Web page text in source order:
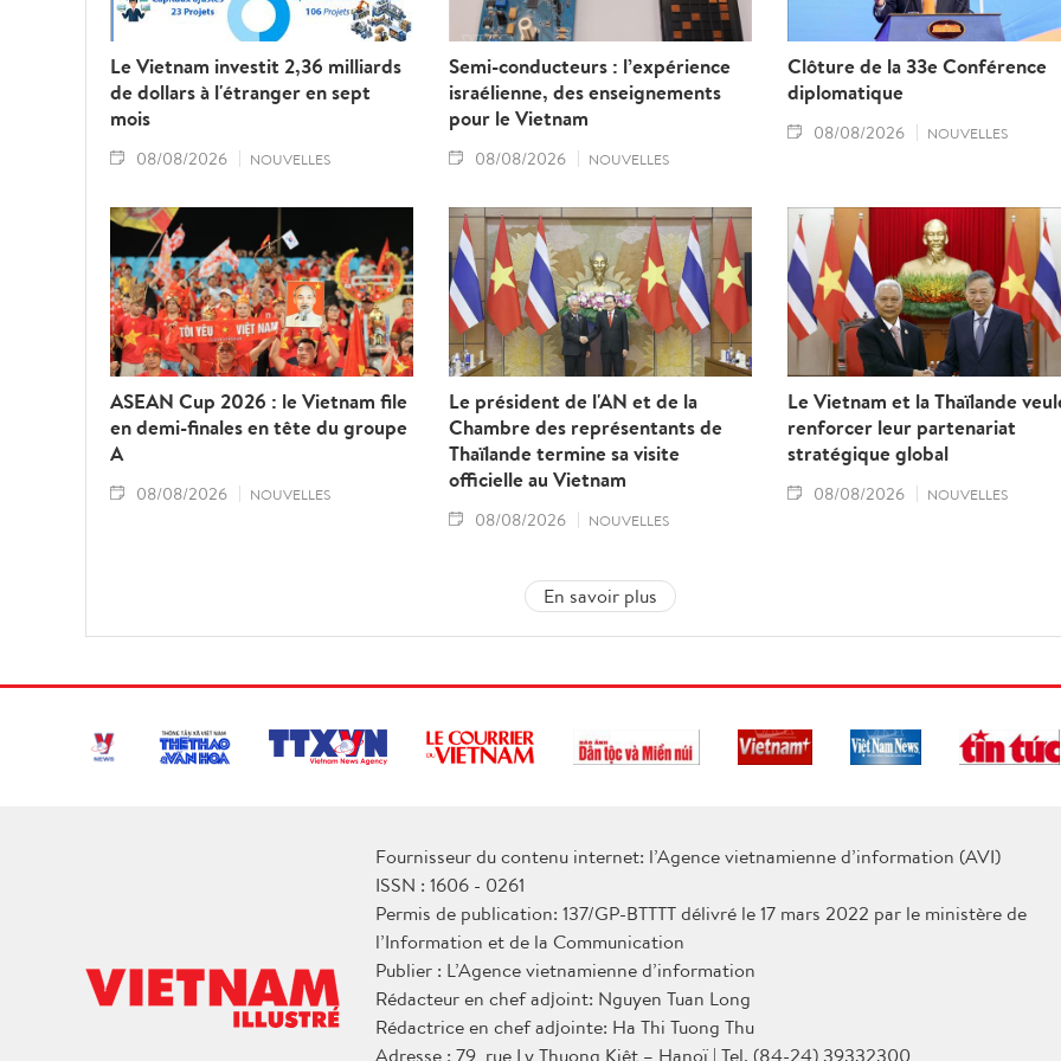
Le Vietnam investit 2,36 milliards
de dollars à l'étranger en sept
mois
08/08/2026 NOUVELLES
Semi-conducteurs : l’expérience
israélienne, des enseignements
pour le Vietnam
08/08/2026 NOUVELLES
Clôture de la 33e Conférence
diplomatique
08/08/2026 NOUVELLES
ASEAN Cup 2026 : le Vietnam file
en demi-finales en tête du groupe
A
08/08/2026 NOUVELLES
Le président de l'AN et de la
Chambre des représentants de
Thaïlande termine sa visite
officielle au Vietnam
08/08/2026 NOUVELLES
Le Vietnam et la Thaïlande
renforcer leur partenariat
stratégique global
08/08/2026 NOUVELLES
En savoir plus
Fournisseur du contenu internet: l’Agence vietnamienne d’information (AVI)
ISSN : 1606 - 0261
Permis de publication: 137/GP-BTTTT délivré le 17 mars 2022 par le ministère de
l’Information et de la Communication
Publier : L’Agence vietnamienne d’information
Rédacteur en chef adjoint: Nguyen Tuan Long
Rédactrice en chef adjointe: Ha Thi Tuong Thu
Adresse : 79, rue Ly Thuong Kiêt – Hanoï | Tel. (84-24) 39332300